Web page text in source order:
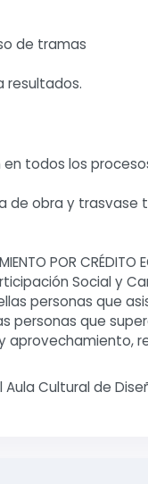
de tramas
resultados.
todos los
de obra y
POR CRÉDITO
Social y
personas que
personas que
Cultural de